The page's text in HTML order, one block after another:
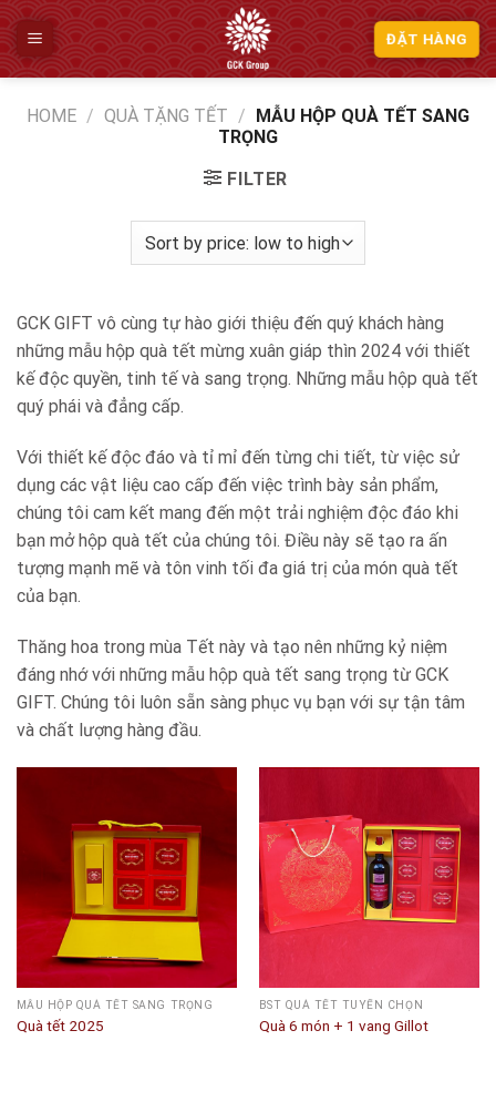
Skip
to
content
ĐẶT HÀNG
HOME / QUÀ TẶNG TẾT / MẪU HỘP QUÀ TẾT SANG
TRỌNG
FILTER
GCK GIFT vô cùng tự hào giới thiệu đến quý khách hàng
những mẫu hộp quà tết mừng xuân giáp thìn 2024 với thiết
kế độc quyền, tinh tế và sang trọng. Những mẫu hộp quà tết
quý phái và đẳng cấp.
Với thiết kế độc đáo và tỉ mỉ đến từng chi tiết, từ việc sử
dụng các vật liệu cao cấp đến việc trình bày sản phẩm,
chúng tôi cam kết mang đến một trải nghiệm độc đáo khi
bạn mở hộp quà tết của chúng tôi. Điều này sẽ tạo ra ấn
tượng mạnh mẽ và tôn vinh tối đa giá trị của món quà tết
của bạn.
Thăng hoa trong mùa Tết này và tạo nên những kỷ niệm
đáng nhớ với những mẫu hộp quà tết sang trọng từ GCK
GIFT. Chúng tôi luôn sẵn sàng phục vụ bạn với sự tận tâm
và chất lượng hàng đầu.
MẪU HỘP QUÀ TẾT SANG TRỌNG
Quà tết 2025
BST QUÀ TẾT TUYỂN CHỌN
Quà 6 món + 1 vang Gillot